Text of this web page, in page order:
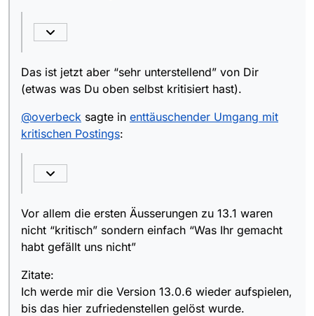
Ich werde mir die Version 13.0.6 wieder
aufspielen, bis das hier zufriedenstellen gelöst
Einzelschicksal ist gut. Bisher gab es keinen dem
das gefallen hat.
Aber die 13.1.0 ist euch leider misslungen.
Das ist keine konstruktive Kritik das sind objektive
Meinungsäusserungen einzelner Nutzer.
Das schliessen eines solchen Threads der die
Entwickler nur ablenkt ist die Aufgabe eines
Forum Moderators und genau das hat er gemacht
Das ist jetzt aber “sehr unterstellend” von Dir
(etwas was Du oben selbst kritisiert hast).
@overbeck sagte in enttäuschender Umgang mit
kritischen Postings:
Vor allem die ersten Äusserungen zu 13.1 waren
nicht “kritisch” sondern einfach “Was Ihr gemacht
habt gefällt uns nicht”
Zitate:
Ich werde mir die Version 13.0.6 wieder aufspielen,
bis das hier zufriedenstellen gelöst wurde.